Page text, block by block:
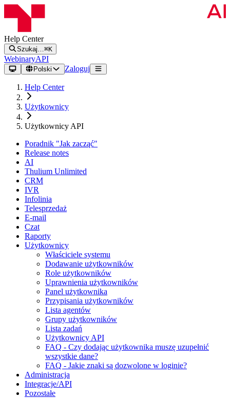
Help Center
Szukaj… ⌘K
WebinaryAPI
Polski Zaloguj
Help Center
Użytkownicy
Użytkownicy API
Poradnik "Jak zacząć"
Release notes
AI
Thulium Unlimited
CRM
IVR
Infolinia
Telesprzedaż
E-mail
Czat
Raporty
Użytkownicy
Właściciele systemu
Dodawanie użytkowników
Role użytkowników
Uprawnienia użytkowników
Panel użytkownika
Przypisania użytkowników
Lista agentów
Grupy użytkowników
Lista zadań
Użytkownicy API
FAQ - Czy dodając użytkownika muszę uzupełnić
wszystkie dane?
FAQ - Jakie znaki są dozwolone w loginie?
Administracja
Integracje/API
Pozostałe